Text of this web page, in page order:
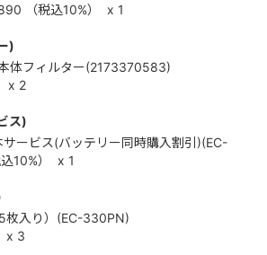
（税込10%） x 1
)
体フィルター(2173370583)
x 2
ス)
ービス(バッテリー同時購入割引)(EC-
込10%） x 1
入り）(EC-330PN)
x 3